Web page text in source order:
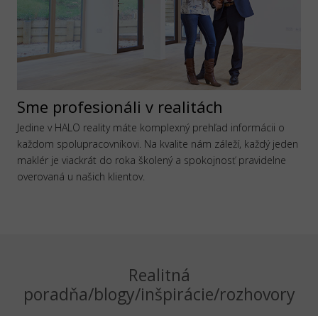
Sme profesionáli v realitách
Jedine v HALO reality máte komplexný prehľad informácii o
každom spolupracovníkovi. Na kvalite nám záleží, každý jeden
maklér je viackrát do roka školený a spokojnosť pravidelne
overovaná u našich klientov.
Realitná
poradňa/blogy/inšpirácie/rozhovory